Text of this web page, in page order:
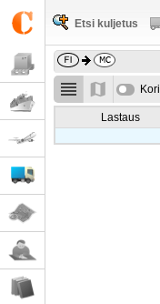
Etsi kuljetus
Lastaus